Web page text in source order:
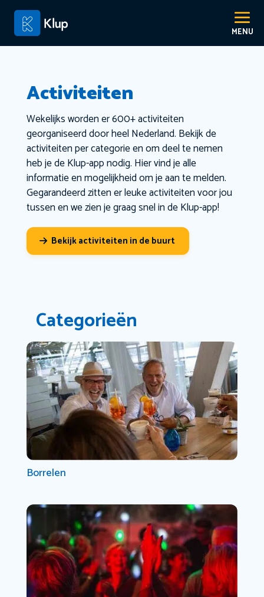
Activiteiten
Wekelijks worden er 600+ activiteiten
georganiseerd door heel Nederland. Bekijk de
activiteiten per categorie en om deel te nemen
heb je de Klup-app nodig. Hier vind je alle
informatie en mogelijkheid om je aan te melden.
Gegarandeerd zitten er leuke activiteiten voor jou
tussen en we zien je graag snel in de Klup-app!
Bekijk activiteiten in de buurt
Categorieën
Borrelen